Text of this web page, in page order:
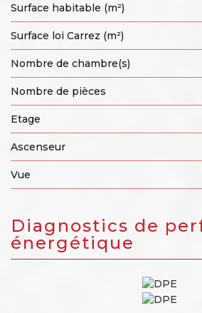
Surface habitable (m²)
Surface loi Carrez (m²)
Nombre de chambre(s)
Nombre de pièces
Etage
Ascenseur
Vue
diagnostics de performance
énergétique